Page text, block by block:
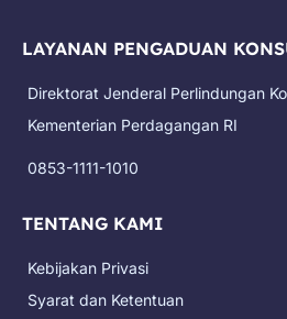
b
o
k
a
r
a
o
u
e
LAYANAN PENGADUAN
Direktorat Jenderal Perlindungan
Kementerian Perdagangan RI
0853-1111-1010
TENTANG KAMI
Kebijakan Privasi
Syarat dan Ketentuan